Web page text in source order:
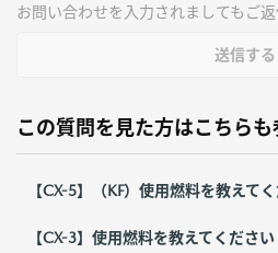
お問い合わせを入力されましてもご
送信する
この質問を見た方はこちら
【CX-5】（KF）使用燃料を教えて
【CX-3】使用燃料を教えてください